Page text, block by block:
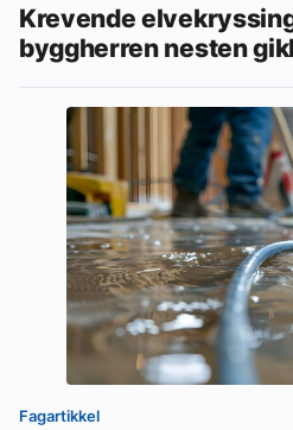
Krevende
byggherren nesten
Fagartikkel